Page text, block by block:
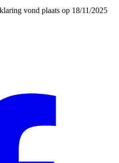
vond plaats op 18/11/2025